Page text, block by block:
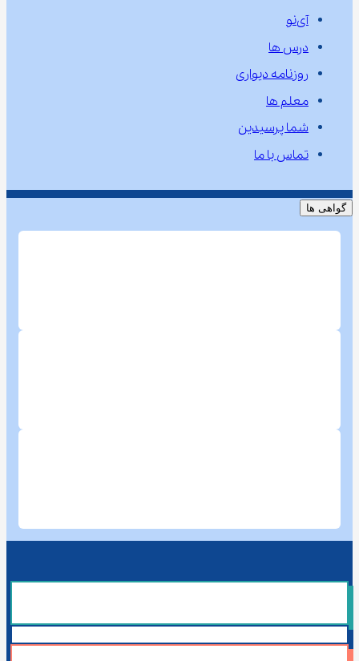
آی‌نو
درس ها
روزنامه دیواری
معلم ها
شما پرسیدین
تماس با ما
گواهی ها